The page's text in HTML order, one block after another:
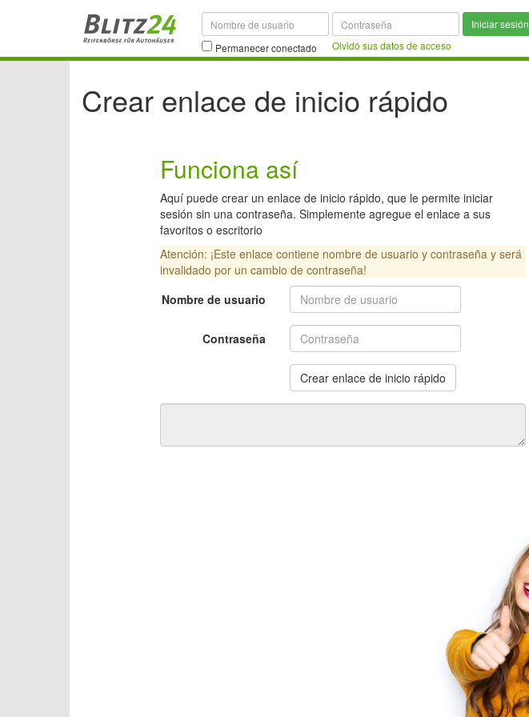
Permanecer conectado Olvidó sus datos de acceso
Iniciar sesión
Crear enlace de inicio rápido
Funciona así
Aquí puede crear un enlace de inicio rápido, que le permite iniciar
sesión sin una contraseña. Simplemente agregue el enlace a sus
favoritos o escritorio
Atención: ¡Este enlace contiene nombre de usuario y contraseña y será
invalidado por un cambio de contraseña!
Nombre de usuario
Contraseña
Crear enlace de inicio rápido